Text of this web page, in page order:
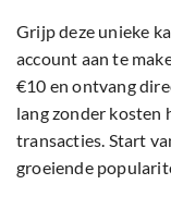
Grijp deze unieke
account aan te
€10 en ontvang
lang zonder kosten
transacties. Start
groeiende